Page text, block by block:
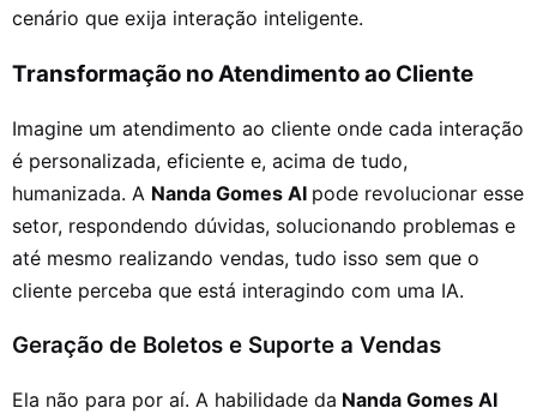
cenário que exija interação inteligente.
Transformação no Atendimento ao Cliente
Imagine um atendimento ao cliente onde cada interação
é personalizada, eficiente e, acima de tudo,
humanizada. A Nanda Gomes AI pode revolucionar esse
setor, respondendo dúvidas, solucionando problemas e
até mesmo realizando vendas, tudo isso sem que o
cliente perceba que está interagindo com uma IA.
Geração de Boletos e Suporte a Vendas
Ela não para por aí. A habilidade da Nanda Gomes AI